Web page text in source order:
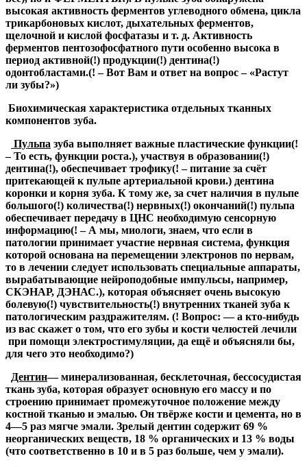
высокая активность ферментов углеводного обмена, цикла
трикарбоновых кислот, дыхательных ферментов,
щелочной и кислой фосфатазы и т. д. Активность
ферментов пентозофосфатного пути особенно высока в
период активной(!) продукции(!) дентина(!)
одонтобластами.(! – Вот Вам и ответ на вопрос – «Растут
ли зубы?»)
Биохимическая характеристика отдельных тканных
компонентов зуба.
Пульпа зуба выполняет важные пластические функции(!
– То есть, функции роста.), участвуя в образовании(!)
дентина(!), обеспечивает трофику(! – питание за счёт
притекающей к пульпе артериальной крови.) дентина
коронки и корня зуба. К тому же, за счет наличия в пульпе
большого(!) количества(!) нервных(!) окончаний(!) пульпа
обеспечивает передачу в ЦНС необходимую сенсорную
информацию(! – А мы, миологи, знаем, что если в
патологии принимает участие нервная система, функция
которой основана на перемещении электронов по нервам,
то в лечении следует использовать специальные аппараты,
вырабатывающие нейроподобные импульсы, например,
СКЭНАР, ДЭНАС.), которая объясняет очень высокую
болевую(!) чувствительность(!) внутренних тканей зуба к
патологическим раздражителям. (! Вопрос: — а кто-нибудь
из вас скажет о том, что его зубы и кости челюстей лечили
при помощи электростимуляции, да ещё и объясняли бы,
для чего это необходимо?)
Дентин— минерализованная, бесклеточная, бессосудистая
ткань зуба, которая образует основную его массу и по
строению принимает промежуточное положение между
костной тканью и эмалью. Он твёрже кости и цемента, но в
4—5 раз мягче эмали. Зрелый дентин содержит 69 %
неорганических веществ, 18 % органических и 13 % воды
(что соответственно в 10 и в 5 раз больше, чем у эмали).